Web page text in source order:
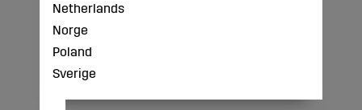
Netherlands
Norge
Poland
Sverige